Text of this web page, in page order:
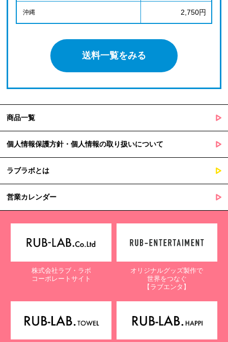
沖縄 2,750円
送料一覧をみる
商品一覧
個人情報保護方針・個人情報の取り扱いについて
ラブラボとは
営業カレンダー
株式会社ラブ・ラボ
コーポレートサイト
オリジナルグッズ製作で
世界をつなぐ
【ラブエンタ】